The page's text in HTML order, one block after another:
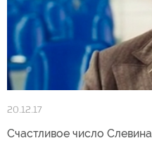
20.12.17
Счастливое число Слевина